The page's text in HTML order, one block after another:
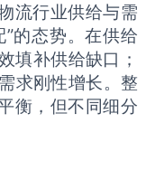
流行业供给与需
的态势。在供给
填补供给缺口；
求刚性增长。整
衡，但不同细分